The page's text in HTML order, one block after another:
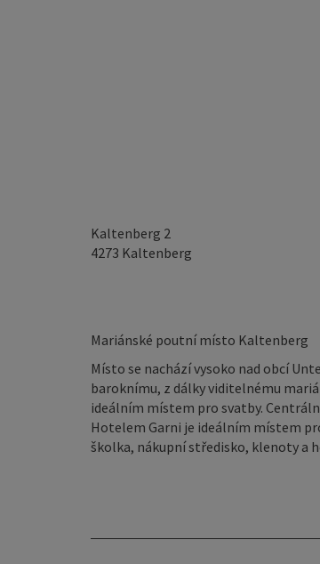
Kaltenberg 2
4273 Kaltenberg
Mariánské poutní místo Kaltenberg
Místo se nachází vysoko nad obcí
baroknímu, z dálky viditelnému
ideálním místem pro svatby.
Hotelem Garni je ideálním místem
školka, nákupní středisko, klenoty a